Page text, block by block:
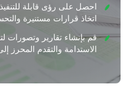
احصل على رؤى قابلة
اتخاذ قرارات مستنيرة
قم بإنشاء تقارير وتصورات
الاستدامة والتقدم المحرز